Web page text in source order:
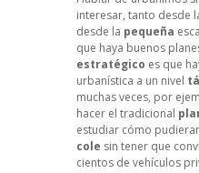
interesar, tanto desde
desde la pequeña
que haya buenos
estratégico es que
urbanística a un nivel
muchas veces, por
hacer el tradicional
estudiar cómo
cole sin tener que
cientos de vehículos